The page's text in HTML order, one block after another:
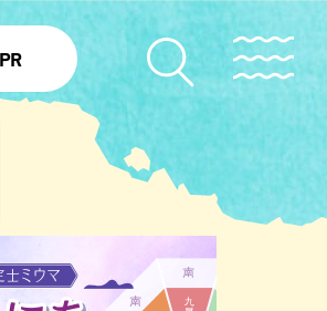
先島諸島
PR